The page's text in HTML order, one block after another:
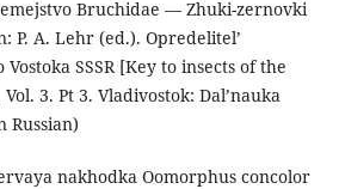
Bruchidae — Zhuki-zernovki
P. A. Lehr (ed.). Opredelitel’
SSSR [Key to insects of the
3. Pt 3. Vladivostok: Dal’nauka
Russian)
nakhodka Oomorphus concolor